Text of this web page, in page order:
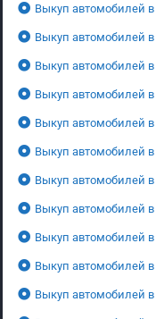
Выкуп автомобилей
Выкуп автомобилей
Выкуп автомобилей
Выкуп автомобилей
Выкуп автомобилей
Выкуп автомобилей
Выкуп автомобилей
Выкуп автомобилей
Выкуп автомобилей
Выкуп автомобилей
Выкуп автомобилей